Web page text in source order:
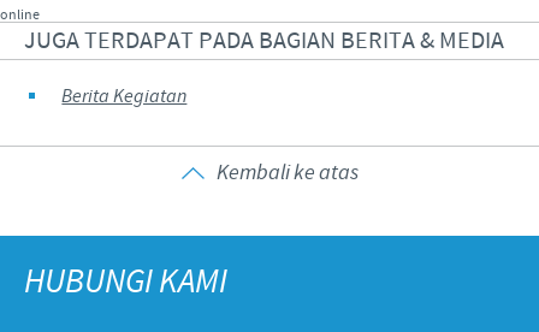
online
JUGA TERDAPAT PADA BAGIAN BERITA & MEDIA
Berita Kegiatan
Kembali ke atas
HUBUNGI KAMI